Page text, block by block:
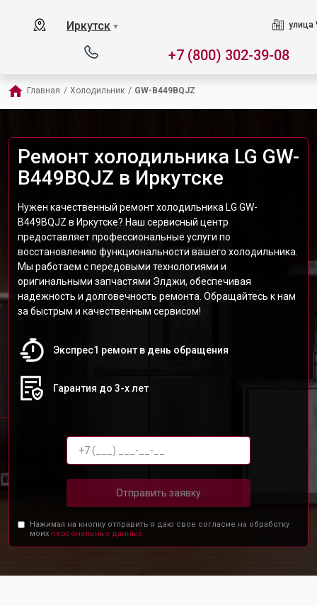
Иркутск ▼ улица
+7 (800) 302-39-08
Главная / Холодильник / GW-B449BQJZ
Ремонт холодильника LG GW-
B449BQJZ в Иркутске
Нужен качественный ремонт холодильника LG GW-
B449BQJZ в Иркутске? Наш сервисный центр
предоставляет профессиональные услуги по
восстановлению функциональности вашего холодильника.
Мы работаем с передовыми технологиями и
оригинальными запчастями Элджи, обеспечивая
надежность и долговечность ремонта. Обращайтесь к нам
за быстрым и качественным сервисом!
Экспрес1 ремонт в день обращения
Гарантия до 3-х лет
Отправить заявку
Нажимая на кнопку отправить я даю свое согласие на обработку
моих персональных данных.